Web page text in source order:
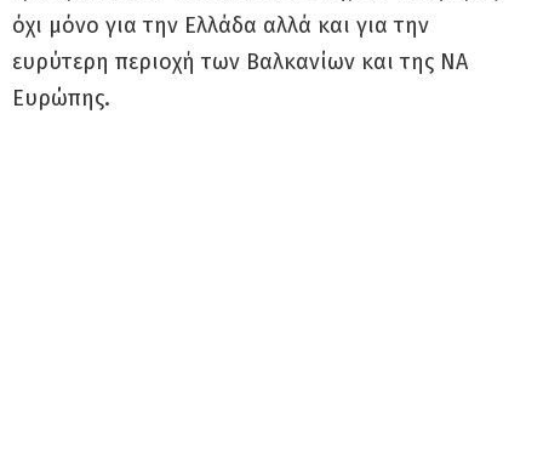
όχι μόνο για την Ελλάδα αλλά και για την
ευρύτερη περιοχή των Βαλκανίων και της ΝΑ
Ευρώπης.